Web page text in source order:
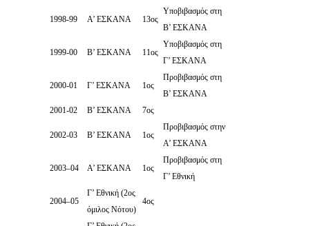
1998-99 Α’ ΕΣΚΑΝΑ 13ος
Υποβιβασμός στη
Β’ ΕΣΚΑΝΑ
1999-00 Β’ ΕΣΚΑΝΑ 11ος
Υποβιβασμός στη
Γ’ ΕΣΚΑΝΑ
2000-01 Γ’ ΕΣΚΑΝΑ 1ος
Προβιβασμός στη
Β’ ΕΣΚΑΝΑ
2001-02
Β’ ΕΣΚΑΝΑ 7ος
2002-03 Β’ ΕΣΚΑΝΑ 1ος
Προβιβασμός στην
Α’ ΕΣΚΑΝΑ
2003–04 Α’ ΕΣΚΑΝΑ 1ος
Προβιβασμός στη
Γ’ Εθνική
2004–05
Γ’ Εθνική (2ος
όμιλος Νότου)
4ος